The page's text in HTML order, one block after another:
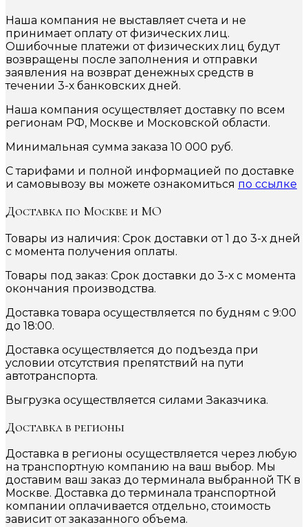
Наша компания не выставляет счета и не
принимает оплату от физических лиц.
Ошибочные платежи от физических лиц будут
возвращены после заполнения и отправки
заявления на возврат денежных средств в
течении 3-х банковских дней.
Наша компания осуществляет доставку по всем
регионам РФ, Москве и Московской области.
Минимальная сумма заказа 10 000 руб.
С тарифами и полной информацией по доставке
и самовывозу вы можете ознакомиться по ссылке
Доставка по Москве и МО
Товары из наличия: Срок доставки от 1 до 3-х дней
с момента получения оплаты.
Товары под заказ: Срок доставки до 3-х с момента
окончания производства.
Доставка товара осуществляется по будням с 9:00
до 18:00.
Доставка осуществляется до подъезда при
условии отсутствия препятствий на пути
автотранспорта.
Выгрузка осуществляется силами Заказчика.
Доставка в регионы
Доставка в регионы осуществляется через любую
на транспортную компанию на ваш выбор. Мы
доставим ваш заказ до терминала выбранной ТК в
Москве. Доставка до терминала транспортной
компании оплачивается отдельно, стоимость
зависит от заказанного объема.